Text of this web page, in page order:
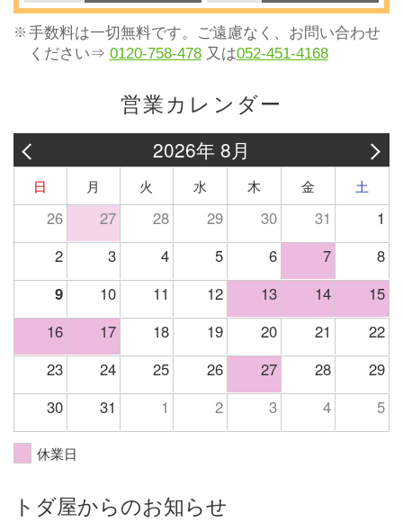
手数料は一切無料です。ご遠慮なく、お問い合わせ
ください⇒ 0120-758-478又は052-451-4168
営業カレンダー
2026年 8月
日 月 火 水 木 金 土
26 27 28 29 30 31
1
2
3 4 5 6 7
8
9
10 11 12 13 14
15
16
17 18 19 20 21
22
23
24 25 26 27 28
29
30
31 1 2 3 4 5
休業日
トダ屋からのお知らせ